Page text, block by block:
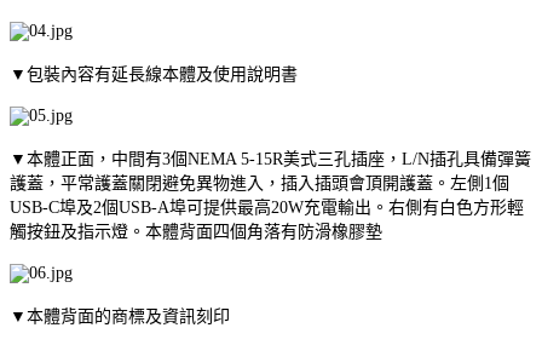
▼包裝內容有延長線本體及使用說明書
▼本體正面，中間有3個NEMA 5-15R美式三孔插座，L/N插孔具備彈簧
護蓋，平常護蓋關閉避免異物進入，插入插頭會頂開護蓋。左側1個
USB-C埠及2個USB-A埠可提供最高20W充電輸出。右側有白色方形輕
觸按鈕及指示燈。本體背面四個角落有防滑橡膠墊
▼本體背面的商標及資訊刻印